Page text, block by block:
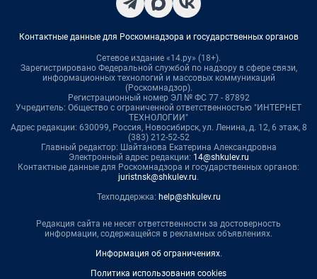
Контактные данные для Роскомнадзора и государственных органов
Сетевое издание «14.ру» (18+).
Зарегистрировано Федеральной службой по надзору в сфере связи,
информационных технологий и массовых коммуникаций
(Роскомнадзор).
Регистрационный номер ЭЛ № ФС 77 - 87892
Учредитель: Общество с ограниченной ответственностью "ИНТЕРНЕТ
ТЕХНОЛОГИИ"
Адрес редакции: 630099, Россия, Новосибирск, ул. Ленина, д. 12, 6 этаж, 8
(383) 212-52-52
Главный редактор: Шайтанова Екатерина Александровна
Электронный адрес редакции: 14@shkulev.ru
Контактные данные для Роскомнадзора и государственных органов:
juristnsk@shkulev.ru.
Техподдержка: help@shkulev.ru
Редакция сайта не несет ответственности за достоверность
информации, содержащейся в рекламных объявлениях.
Информация об ограничениях.
Политика использования cookies